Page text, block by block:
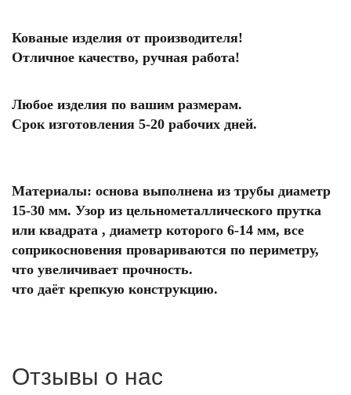
Кованые изделия от производителя!
Отличное качество, ручная работа!
Любое изделия по вашим размерам.
Срок изготовления 5-20 рабочих дней.
Материалы: основа выполнена из трубы диаметр
15-30 мм. Узор из цельнометаллического прутка
или квадрата , диаметр которого 6-14 мм, все
соприкосновения провариваются по периметру,
что увеличивает прочность.
что даёт крепкую конструкцию.
Отзывы о нас